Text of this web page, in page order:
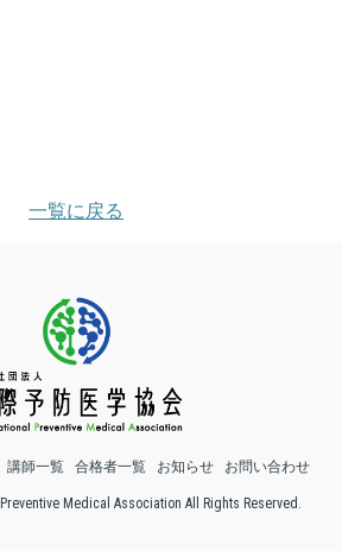
一覧に戻る
講師一覧 合格者一覧 お知らせ お問い合わせ
Medical Association All Rights Reserved.